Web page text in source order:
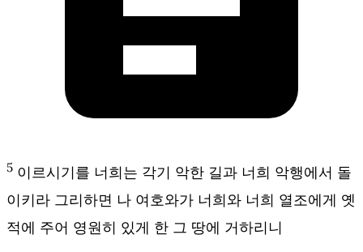
5 이르시기를 너희는 각기 악한 길과 너희 악행에서 돌
이키라 그리하면 나 여호와가 너희와 너희 열조에게 옛
적에 주어 영원히 있게 한 그 땅에 거하리니